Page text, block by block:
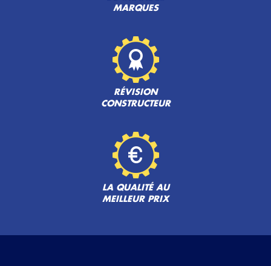
MARQUES
RÉVISION
CONSTRUCTEUR
LA QUALITÉ AU
MEILLEUR PRIX